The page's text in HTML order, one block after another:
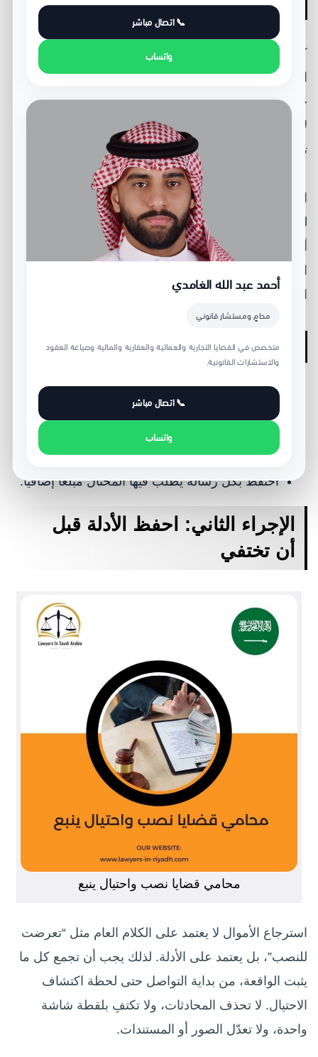
كثير من المحتالين لا يكتفون بالمبلغ الأول. بعد أن يدفع
الضحية، يبدأ المحتال في اختراع أسباب جديدة: رسوم فك
حجز، رسوم تحويل، ضريبة، تأمين، عمولة، أو مبلغ أخير
لاسترجاع المال. هذه المرحلة خطيرة؛ لأن الضحية يكون
تحت ضغط نفسي ويريد إنقاذ ما خسره.
القاعدة العملية هنا واضحة: لا تدفع أي مبلغ إضافي
لو وعدك الطرف الآخر بإعادة المال بعد التحويل، وحتى لو
أرسل لك مستندًا أو إيصالًا أو رسالة تبدو رسمية. الدفع
الملف أكثر تعقيدًا.
ماذا تفعل بدل الدفع؟
أوقف التواصل المالي فورًا.
لا ترسل بياناتك البنكية أو رمز التحقق.
لا توقع مخالصة أو تنازلًا.
احتفظ بكل رسالة يطلب فيها المحتال مبلغًا إضافيًا.
الإجراء الثاني: احفظ الأدلة قبل
أن تختفي
محامي قضايا نصب واحتيال ينبع
استرجاع الأموال لا يعتمد على الكلام العام مثل “تعرضت
للنصب”، بل يعتمد على الأدلة. لذلك يجب أن تجمع كل ما
يثبت الواقعة، من بداية التواصل حتى لحظة اكتشاف
الاحتيال. لا تحذف المحادثات، ولا تكتفِ بلقطة شاشة
واحدة، ولا تعدّل الصور أو المستندات.
📞 اتصال مباشر
واتساب
أحمد عبد الله الغامدي
محامٍ ومستشار قانوني
متخصص في القضايا التجارية والعمالية والعقارية والمالية وصياغة العقود
والاستشارات القانونية.
📞 اتصال مباشر
واتساب